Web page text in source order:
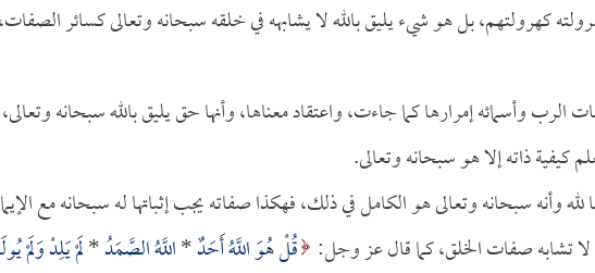
كهرولتهم، بل هو شيء يليق بالله لا يشابهه في خلقه سبحانه وتعالى كسائر
وأسمائه إمرارها كما جاءت، واعتقاد معناها، وأنها حق يليق بالله سبحانه وتعالى،
كيفية ذاته إلا هو سبحانه وتعالى.
وأنه سبحانه وتعالى هو الكامل في ذلك، فهكذا صفاته يجب إثباتها له سبحانه مع
لا تشابه صفات الخلق، كما قال عز وجل: قُلْ هُوَ اللَّهُ أَحَدٌ*اللَّهُ الصَّمَدُ*لَمْ يَلِدْ وَلَمْ